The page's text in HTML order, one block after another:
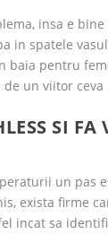
insa e
in spatele
baia pentru
un viitor ceva
SI FA
un pas
exista firme
incat sa